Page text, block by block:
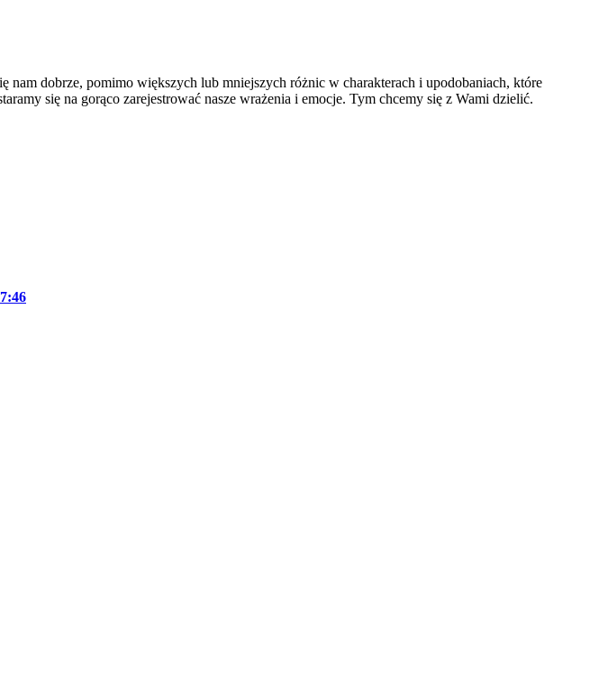
nam dobrze, pomimo większych lub mniejszych różnic w charakterach i upodobaniach, które
się na gorąco zarejestrować nasze wrażenia i emocje. Tym chcemy się z Wami dzielić.